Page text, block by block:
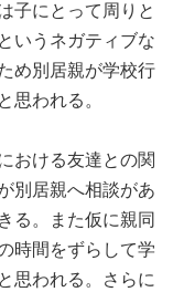
子にとって周りと
いうネガティブな
め別居親が学校行
思われる。
おける友達との関
別居親へ相談があ
る。また仮に親同
時間をずらして学
思われる。さらに